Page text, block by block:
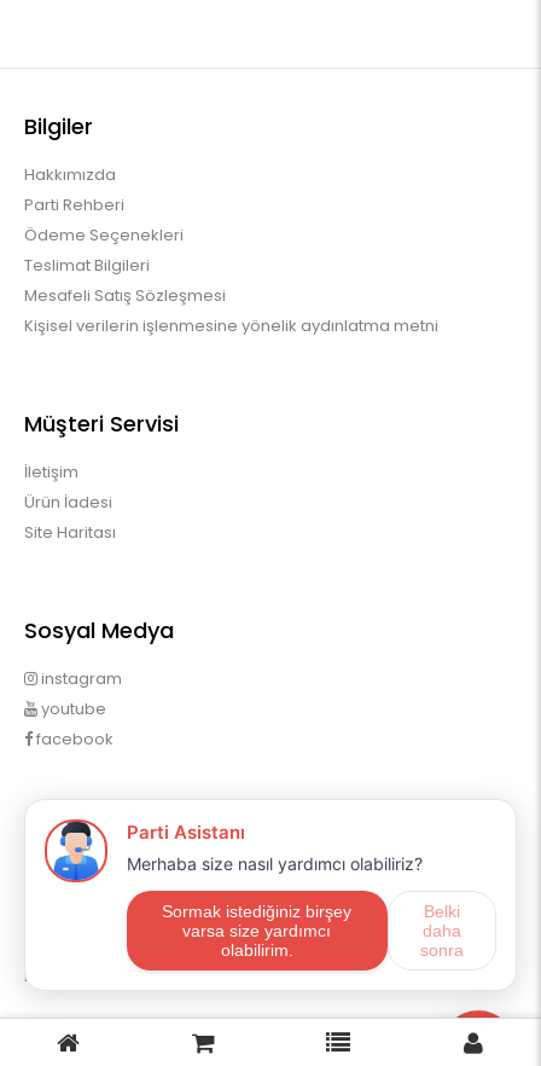
Bilgiler
Hakkımızda
Parti Rehberi
Ödeme Seçenekleri
Teslimat Bilgileri
Mesafeli Satış Sözleşmesi
Kişisel verilerin işlenmesine yönelik aydınlatma metni
Müşteri Servisi
İletişim
Ürün İadesi
Site Haritası
Sosyal Medya
instagram
youtube
facebook
Profilim
Profilim
Sipariş Geçmişim
Alışveriş Listem
Mail Aboneliği
E-ticaret OpencartUzman